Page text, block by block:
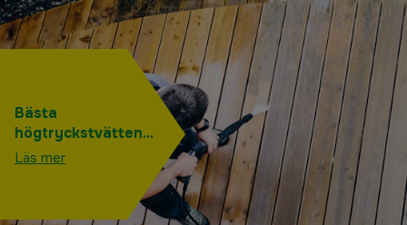
Bästa
högtryckstvätten
2025 – 5
högtryckstvättarna
från Husqvarna,
Läs mer